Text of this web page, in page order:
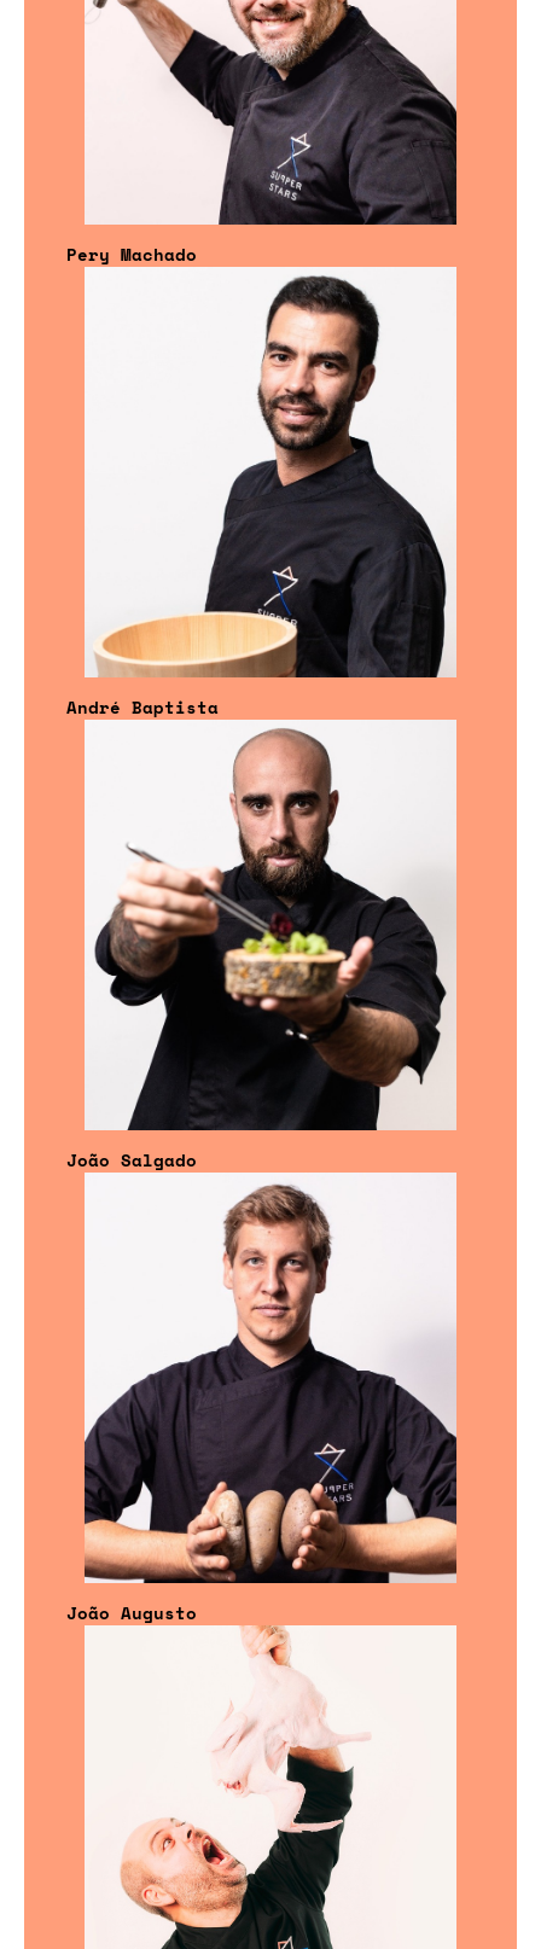
Pery Machado
André Baptista
João Salgado
João Augusto